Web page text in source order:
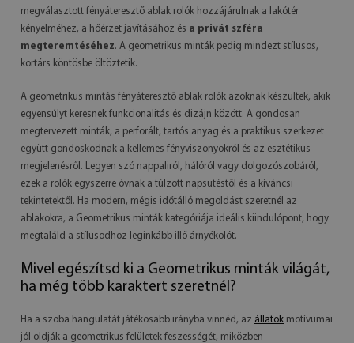
megválasztott fényáteresztő ablak rolók hozzájárulnak a lakótér
kényelméhez, a hőérzet javításához és a privát szféra
megteremtéséhez. A geometrikus minták pedig mindezt stílusos,
kortárs köntösbe öltöztetik.
A geometrikus mintás fényáteresztő ablak rolók azoknak készültek, akik
egyensúlyt keresnek funkcionalitás és dizájn között. A gondosan
megtervezett minták, a perforált, tartós anyag és a praktikus szerkezet
együtt gondoskodnak a kellemes fényviszonyokról és az esztétikus
megjelenésről. Legyen szó nappaliról, hálóról vagy dolgozószobáról,
ezek a rolók egyszerre óvnak a túlzott napsütéstől és a kíváncsi
tekintetektől. Ha modern, mégis időtálló megoldást szeretnél az
ablakokra, a Geometrikus minták kategóriája ideális kiindulópont, hogy
megtaláld a stílusodhoz leginkább illő árnyékolót.
Mivel egészítsd ki a Geometrikus minták világát,
ha még több karaktert szeretnél?
Ha a szoba hangulatát játékosabb irányba vinnéd, az állatok motívumai
jól oldják a geometrikus felületek feszességét, miközben